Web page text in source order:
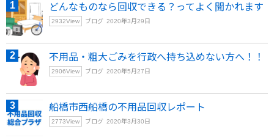
どんなものなら回収できる？ってよく聞かれます
2932View ブログ 2020年3月29日
不用品・粗大ごみを行政へ持ち込めない方へ！！
2906View ブログ 2020年5月27日
船橋市西船橋の不用品回収レポート
2773View ブログ 2020年3月30日